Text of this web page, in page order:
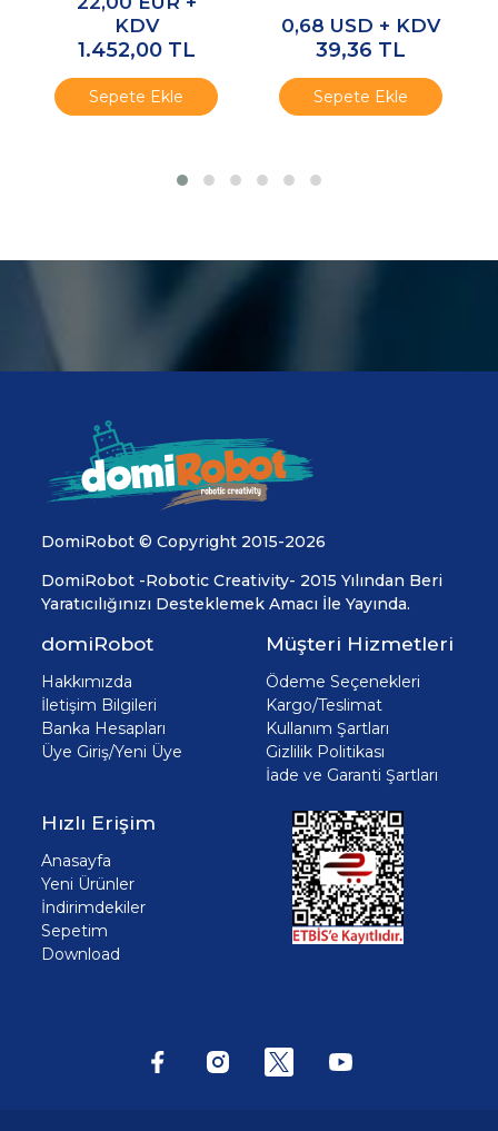
KDV
1.452,00 TL
Sepete Ekle
0,68 USD + KDV
39,36 TL
Sepete Ekle
DomiRobot © Copyright 2015-2026
DomiRobot -Robotic Creativity- 2015 Yılından Beri
Yaratıcılığınızı Desteklemek Amacı İle Yayında.
domiRobot
Hakkımızda
İletişim Bilgileri
Banka Hesapları
Üye Giriş/Yeni Üye
Müşteri Hizmetleri
Ödeme Seçenekleri
Kargo/Teslimat
Kullanım Şartları
Gizlilik Politikası
İade ve Garanti Şartları
Hızlı Erişim
Anasayfa
Yeni Ürünler
İndirimdekiler
Sepetim
Download